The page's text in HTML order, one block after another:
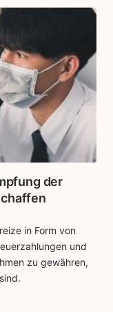
der
in Form von
und
zu gewähren,